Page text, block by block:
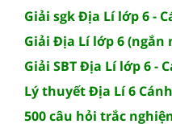
Giải sgk Địa Lí lớp 6 -
Giải Địa Lí lớp 6 (ngắn
Giải SBT Địa Lí lớp 6 -
Lý thuyết Địa Lí 6
500 câu hỏi trắc